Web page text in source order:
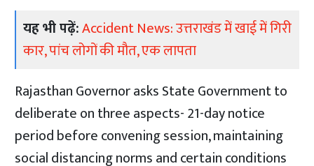
यह भी पढ़ें:Accident News: उत्तराखंड में खाई में गिरी
कार, पांच लोगों की मौत, एक लापता
Rajasthan Governor asks State Government to
deliberate on three aspects- 21-day notice
period before convening session, maintaining
social distancing norms and certain conditions